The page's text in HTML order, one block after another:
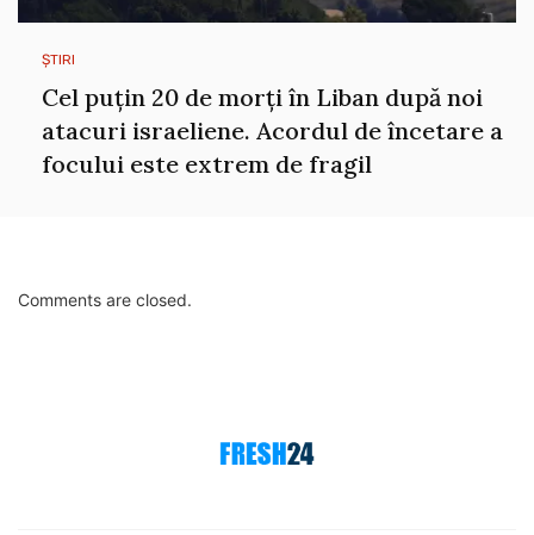
ȘTIRI
Cel puțin 20 de morți în Liban după noi
atacuri israeliene. Acordul de încetare a
focului este extrem de fragil
Comments are closed.